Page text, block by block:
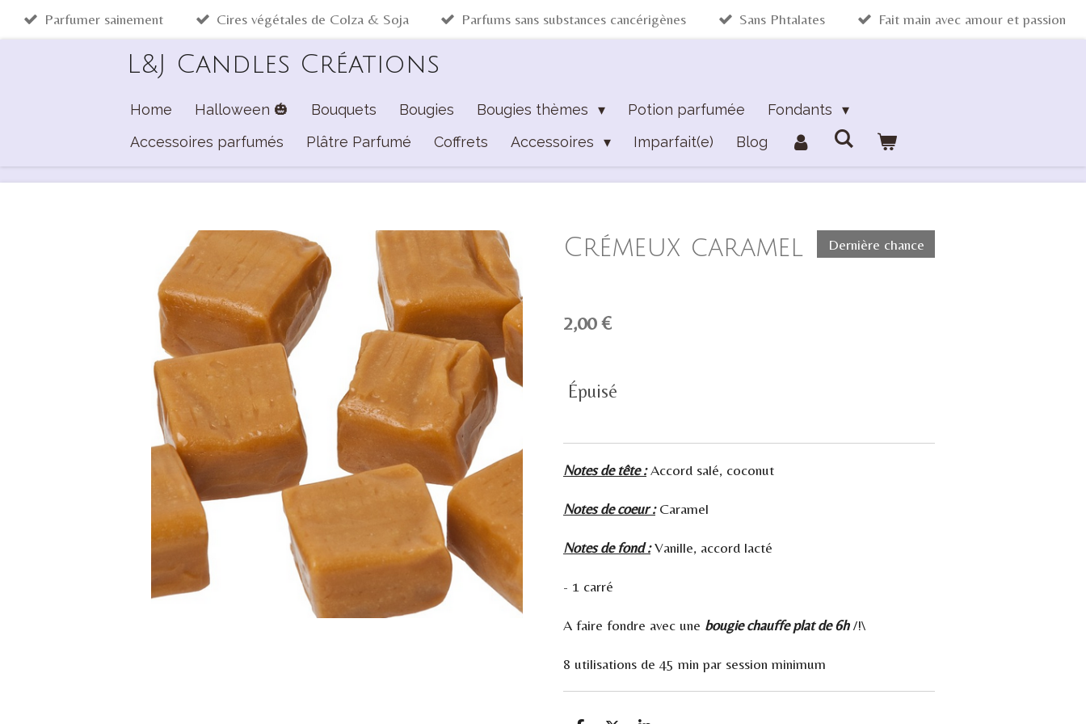
PasserParfumer sainement Cires végétales de Colza & Soja Parfums sans substances cancérigènes Sans Phtalates Fait main avec amour et passion
L&J Candles Créations
Home Halloween 🎃 Bouquets Bougies Bougies thèmes Potion parfumée
Fondants
Accessoires parfumés
Plâtre Parfumé Coffrets Accessoires Imparfait(e) Blog
Crémeux caramel Dernière chance
2,00 €
Épuisé
Notes de tête :Accord salé, coconut
Notes de coeur :Caramel
Notes de fond :Vanille, accord lacté
- 1 carré
A faire fondre avec une bougie chauffe plat de 6h/!\
8 utilisations de 45 min par session minimum